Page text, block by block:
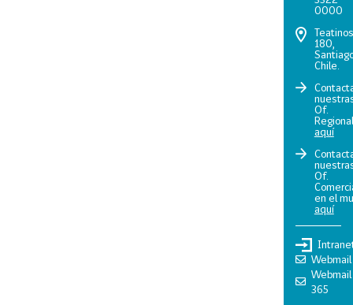
0000
Teatinos
180,
Chile.
Of.
aquí
Of.
en el
aquí
Webmail
Webmail
365